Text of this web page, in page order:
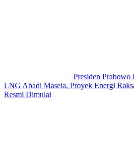
Presiden Prabowo
LNG Abadi Masela, Proyek Energi
Resmi Dimulai